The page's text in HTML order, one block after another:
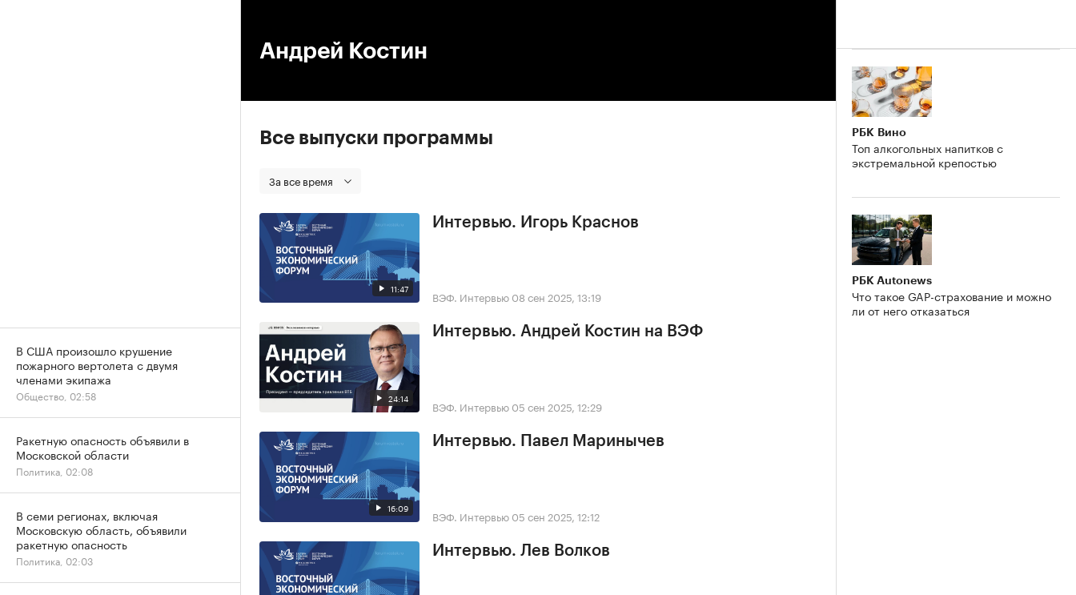
Андрей Костин
Все выпуски программы
За все время
11:47
Интервью. Игорь Краснов
ВЭФ. Интервью 08 сен 2025, 13:19
24:14
Интервью. Андрей Костин на ВЭФ
ВЭФ. Интервью 05 сен 2025, 12:29
16:09
Интервью. Павел Маринычев
ВЭФ. Интервью 05 сен 2025, 12:12
Интервью. Лев Волков
РБК Вино
Топ алкогольных напитков с
экстремальной крепостью
РБК Autonews
Что такое GAP-страхование и можно
ли от него отказаться
В США произошло крушение
пожарного вертолета с двумя
членами экипажа
Общество, 02:58
Ракетную опасность объявили в
Московской области
Политика, 02:08
В семи регионах, включая
Московскую область, объявили
ракетную опасность
Политика, 02:03